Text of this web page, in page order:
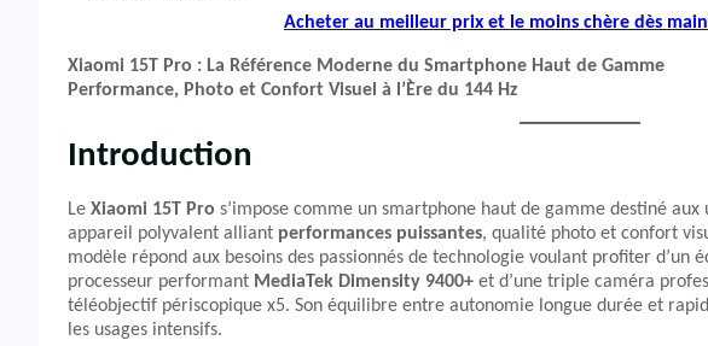
Acheter au meilleur prix et le moins chère dès
Xiaomi 15T Pro : La Référence Moderne du Smartphone Haut de Gamme
Performance, Photo et Confort Visuel à l’Ère du 144 Hz
Introduction
Le Xiaomi 15T Pro s’impose comme un smartphone haut de gamme destiné
appareil polyvalent alliant performances puissantes, qualité photo et confort
modèle répond aux besoins des passionnés de technologie voulant profiter d’un
processeur performant MediaTek Dimensity 9400+ et d’une triple caméra
téléobjectif périscopique x5. Son équilibre entre autonomie longue durée et
les usages intensifs.